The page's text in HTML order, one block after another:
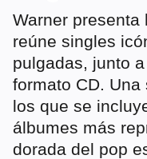
Warner presenta l
reúne singles
pulgadas, junto
formato CD.
los que se
álbumes más
dorada del pop